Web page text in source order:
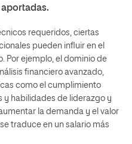
requeridos, ciertas
pueden influir en el
Por ejemplo, el dominio de
financiero avanzado,
como el cumplimiento
y habilidades de liderazgo y
la demanda y el valor
traduce en un salario más